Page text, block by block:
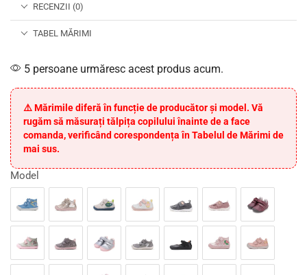
RECENZII (0)
TABEL MĂRIMI
5 persoane urmăresc acest produs acum.
⚠️ Mărimile diferă în funcție de producător și model. Vă
rugăm să măsurați tălpița copilului înainte de a face
comanda, verificând corespondența în Tabelul de Mărimi de
mai sus.
Model